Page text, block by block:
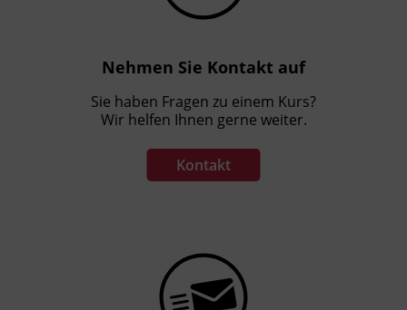
Nehmen Sie Kontakt auf
Sie haben Fragen zu einem Kurs?
Wir helfen Ihnen gerne weiter.
Kontakt